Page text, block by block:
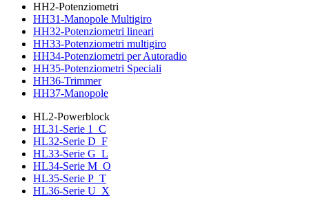
HH2-Potenziometri
HH31-Manopole Multigiro
HH32-Potenziometri lineari
HH33-Potenziometri multigiro
HH34-Potenziometri per Autoradio
HH35-Potenziometri Speciali
HH36-Trimmer
HH37-Manopole
HL2-Powerblock
HL31-Serie 1_C
HL32-Serie D_F
HL33-Serie G_L
HL34-Serie M_O
HL35-Serie P_T
HL36-Serie U_X